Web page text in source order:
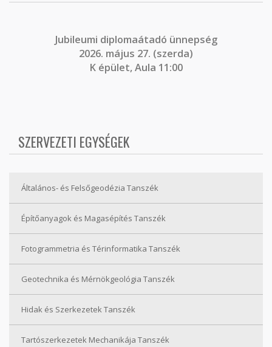
Jubileumi diplomaátadó ünnepség
2026. május 27. (szerda)
K épület, Aula 11:00
SZERVEZETI EGYSÉGEK
Általános- és Felsőgeodézia Tanszék
Építőanyagok és Magasépítés Tanszék
Fotogrammetria és Térinformatika Tanszék
Geotechnika és Mérnökgeológia Tanszék
Hidak és Szerkezetek Tanszék
Tartószerkezetek Mechanikája Tanszék